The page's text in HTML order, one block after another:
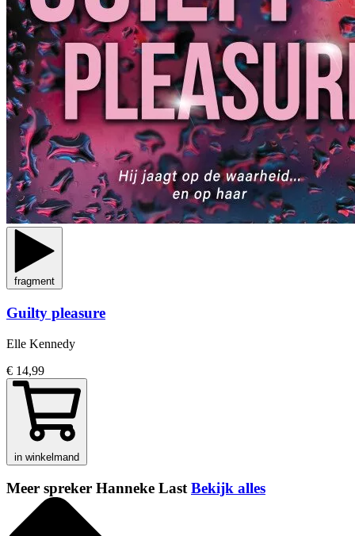
fragment
Guilty pleasure
Elle Kennedy
€ 14,99
in winkelmand
Meer spreker Hanneke LastBekijk alles